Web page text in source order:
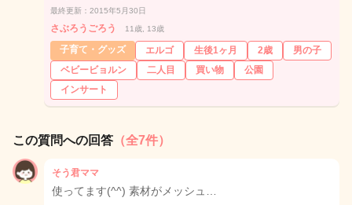
最終更新：2015年5月30日
さぶろうごろう 11歳, 13歳
子育て・グッズ エルゴ 生後1ヶ月 2歳
男の子
ベビービョルン
二人目 買い物
公園
インサート
この質問への回答 （全7件）
そう君ママ
使ってます(^^) 素材がメッシュ…